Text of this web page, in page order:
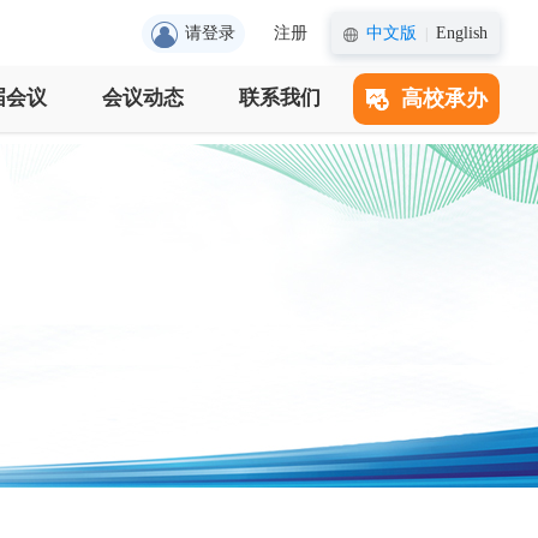
请登录 注册 中文版 English
会议 会议动态 联系我们 高校承办